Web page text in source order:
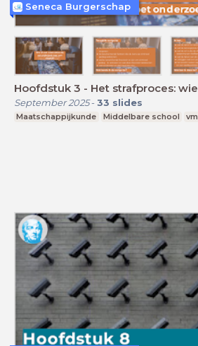
Hoofdstuk 3 - Het strafproces:
September 2025- 33 slides
Maatschappijkunde Middelbare school
Seneca Burgerschap